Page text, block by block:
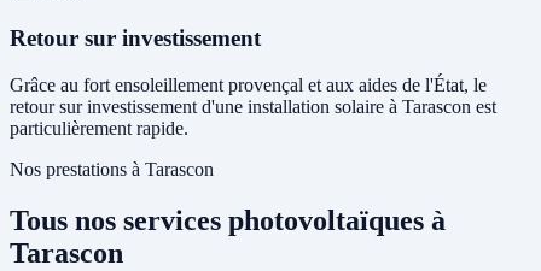
Retour sur investissement
Grâce au fort ensoleillement provençal et aux aides de l'État, le
retour sur investissement d'une installation solaire à Tarascon est
particulièrement rapide.
Nos prestations à Tarascon
Tous nos services photovoltaïques à
Tarascon